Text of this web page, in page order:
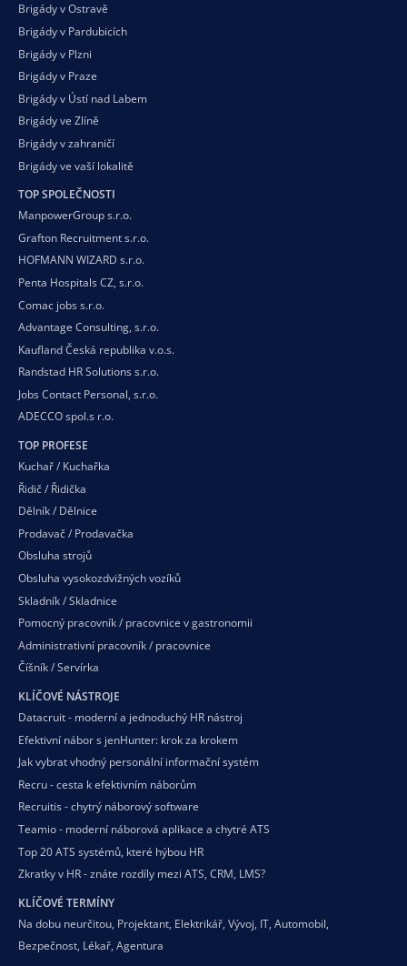
Brigády v Ostravě
Brigády v Pardubicích
Brigády v Plzni
Brigády v Praze
Brigády v Ústí nad Labem
Brigády ve Zlíně
Brigády v zahraničí
Brigády ve vaší lokalitě
TOP SPOLEČNOSTI
ManpowerGroup s.r.o.
Grafton Recruitment s.r.o.
HOFMANN WIZARD s.r.o.
Penta Hospitals CZ, s.r.o.
Comac jobs s.r.o.
Advantage Consulting, s.r.o.
Kaufland Česká republika v.o.s.
Randstad HR Solutions s.r.o.
Jobs Contact Personal, s.r.o.
ADECCO spol.s r.o.
TOP PROFESE
Kuchař / Kuchařka
Řidič / Řidička
Dělník / Dělnice
Prodavač / Prodavačka
Obsluha strojů
Obsluha vysokozdvižných vozíků
Skladník / Skladnice
Pomocný pracovník / pracovnice v gastronomii
Administrativní pracovník / pracovnice
Číšník / Servírka
KLÍČOVÉ NÁSTROJE
Datacruit - moderní a jednoduchý HR nástroj
Efektivní nábor s jenHunter: krok za krokem
Jak vybrat vhodný personální informační systém
Recru - cesta k efektivním náborům
Recruitis - chytrý náborový software
Teamio - moderní náborová aplikace a chytré ATS
Top 20 ATS systémů, které hýbou HR
Zkratky v HR - znáte rozdíly mezi ATS, CRM, LMS?
KLÍČOVÉ TERMÍNY
Na dobu neurčitou, Projektant, Elektrikář, Vývoj, IT, Automobil,
Bezpečnost, Lékař, Agentura